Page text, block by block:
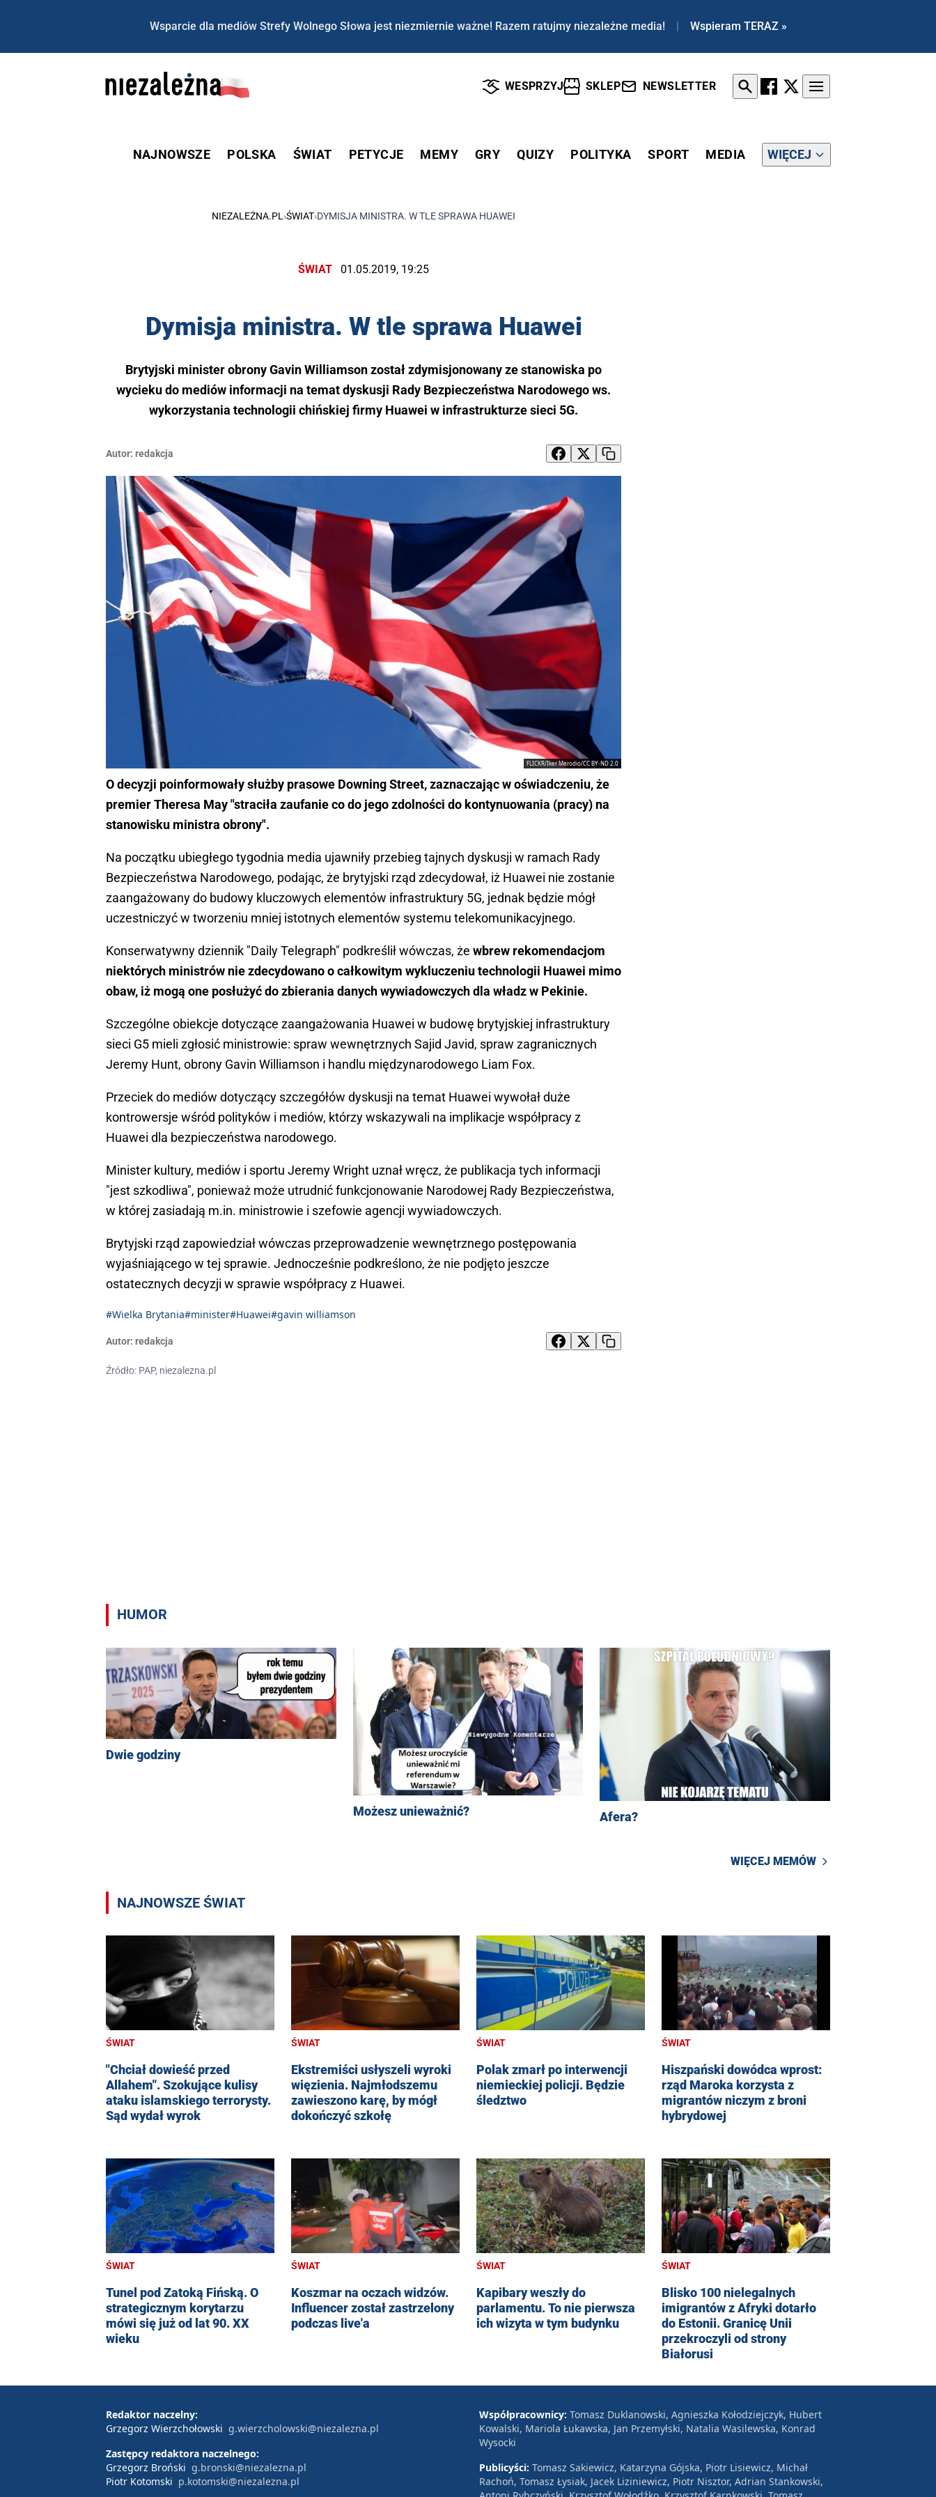
Wsparcie dla mediów Strefy Wolnego Słowa jest niezmiernie ważne! Razem ratujmy niezależne media! | Wspieram TERAZ »
WESPRZYJ SKLEP NEWSLETTER
NAJNOWSZE POLSKA ŚWIAT PETYCJE MEMY GRY QUIZY POLITYKA SPORT MEDIA WIĘCEJ
NIEZALEŻNA.PL ›ŚWIAT›DYMISJA MINISTRA. W TLE SPRAWA HUAWEI
ŚWIAT 01.05.2019, 19:25
Dymisja ministra. W tle sprawa Huawei
Brytyjski minister obrony Gavin Williamson został zdymisjonowany ze stanowiska po
wycieku do mediów informacji na temat dyskusji Rady Bezpieczeństwa Narodowego ws.
wykorzystania technologii chińskiej firmy Huawei w infrastrukturze sieci 5G.
Autor: redakcja
FLICKR/Iker Merodio/CC BY-ND 2.0
O decyzji poinformowały służby prasowe Downing Street, zaznaczając w oświadczeniu, że
premier Theresa May "straciła zaufanie co do jego zdolności do kontynuowania (pracy) na
stanowisku ministra obrony".
Na początku ubiegłego tygodnia media ujawniły przebieg tajnych dyskusji w ramach Rady
Bezpieczeństwa Narodowego, podając, że brytyjski rząd zdecydował, iż Huawei nie zostanie
zaangażowany do budowy kluczowych elementów infrastruktury 5G, jednak będzie mógł
uczestniczyć w tworzeniu mniej istotnych elementów systemu telekomunikacyjnego.
Konserwatywny dziennik "Daily Telegraph" podkreślił wówczas, że wbrew rekomendacjom
niektórych ministrów nie zdecydowano o całkowitym wykluczeniu technologii Huawei mimo
obaw, iż mogą one posłużyć do zbierania danych wywiadowczych dla władz w Pekinie.
Szczególne obiekcje dotyczące zaangażowania Huawei w budowę brytyjskiej infrastruktury
sieci G5 mieli zgłosić ministrowie: spraw wewnętrznych Sajid Javid, spraw zagranicznych
Jeremy Hunt, obrony Gavin Williamson i handlu międzynarodowego Liam Fox.
Przeciek do mediów dotyczący szczegółów dyskusji na temat Huawei wywołał duże
kontrowersje wśród polityków i mediów, którzy wskazywali na implikacje współpracy z
Huawei dla bezpieczeństwa narodowego.
Minister kultury, mediów i sportu Jeremy Wright uznał wręcz, że publikacja tych informacji
"jest szkodliwa", ponieważ może utrudnić funkcjonowanie Narodowej Rady Bezpieczeństwa,
w której zasiadają m.in. ministrowie i szefowie agencji wywiadowczych.
Brytyjski rząd zapowiedział wówczas przeprowadzenie wewnętrznego postępowania
wyjaśniającego w tej sprawie. Jednocześnie podkreślono, że nie podjęto jeszcze
ostatecznych decyzji w sprawie współpracy z Huawei.
#Wielka Brytania#minister#Huawei#gavin williamson
Autor: redakcja
Źródło: PAP, niezalezna.pl
HUMOR
Dwie godziny
Możesz unieważnić? Afera?
WIĘCEJ MEMÓW
NAJNOWSZE ŚWIAT
ŚWIAT
"Chciał dowieść przed
Allahem". Szokujące kulisy
ataku islamskiego terrorysty.
Sąd wydał wyrok
ŚWIAT
Ekstremiści usłyszeli wyroki
więzienia. Najmłodszemu
zawieszono karę, by mógł
dokończyć szkołę
ŚWIAT
Polak zmarł po interwencji
niemieckiej policji. Będzie
śledztwo
ŚWIAT
Hiszpański dowódca wprost:
rząd Maroka korzysta z
migrantów niczym z broni
hybrydowej
ŚWIAT
Tunel pod Zatoką Fińską. O
strategicznym korytarzu
mówi się już od lat 90. XX
wieku
ŚWIAT
Koszmar na oczach widzów.
Influencer został zastrzelony
podczas live'a
ŚWIAT
Kapibary weszły do
parlamentu. To nie pierwsza
ich wizyta w tym budynku
ŚWIAT
Blisko 100 nielegalnych
imigrantów z Afryki dotarło
do Estonii. Granicę Unii
przekroczyli od strony
Białorusi
Redaktor naczelny:
Grzegorz Wierzchołowski g.wierzcholowski@niezalezna.pl
Zastępcy redaktora naczelnego:
Grzegorz Broński g.bronski@niezalezna.pl
Piotr Kotomski p.kotomski@niezalezna.pl
Współpracownicy: Tomasz Duklanowski, Agnieszka Kołodziejczyk, Hubert
Kowalski, Mariola Łukawska, Jan Przemyłski, Natalia Wasilewska, Konrad
Wysocki
Publicyści: Tomasz Sakiewicz, Katarzyna Gójska, Piotr Lisiewicz, Michał
Rachoń, Tomasz Łysiak, Jacek Liziniewicz, Piotr Nisztor, Adrian Stankowski,